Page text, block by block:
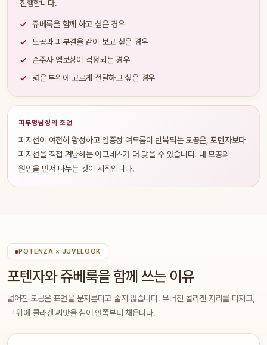
진행합니다.
쥬베룩을 함께 하고 싶은 경우
모공과 피부결을 같이 보고 싶은 경우
손주사 엠보싱이 걱정되는 경우
넓은 부위에 고르게 전달하고 싶은 경우
피부명탐정의 조언
피지선이 여전히 왕성하고 염증성 여드름이 반복되는 모공은, 포텐자보다
피지선을 직접 겨냥하는 아그네스가 더 맞을 수 있습니다. 내 모공의
원인을 먼저 나누는 것이 시작입니다.
POTENZA × JUVELOOK
포텐자와 쥬베룩을 함께 쓰는 이유
넓어진 모공은 표면을 문지른다고 줄지 않습니다. 무너진 콜라겐 자리를 다지고,
그 위에 콜라겐 씨앗을 심어 안쪽부터 채웁니다.